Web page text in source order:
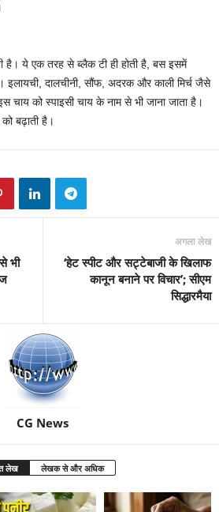
है। ये एक तरह से ब्‍लैक टी ही होती है, बस इसमें
इलायची, दालचीनी, सौंफ, अदरक और काली मिर्च जैसे
चाय को स्पाइसी चाय के नाम से भी जाना जाता है।
को बढ़ाती है।
भी
अगला लेख
‘हेट स्पीट और सट्टेबाजी के खिलाफ
कानून बनाने पर विचार’; सीएम
सिद्धारमैया
CG News
लेख लेखक से और अधिक